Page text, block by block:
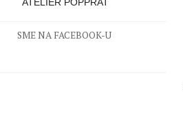
ATELIÉR POPPRAT
SME NA FACEBOOK-U